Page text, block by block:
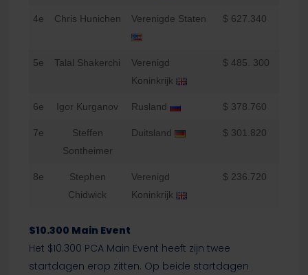
4e Chris Hunichen Verenigde Staten $ 627.340
5e Talal Shakerchi
Verenigd
Koninkrijk
$ 485. 300
6e Igor Kurganov Rusland $ 378.760
7e
Steffen
Sontheimer
Duitsland $ 301.820
8e
Stephen
Chidwick
Verenigd
Koninkrijk
$ 236.720
$10.300 Main Event
Het $10.300 PCA Main Event heeft zijn twee
startdagen erop zitten. Op beide startdagen